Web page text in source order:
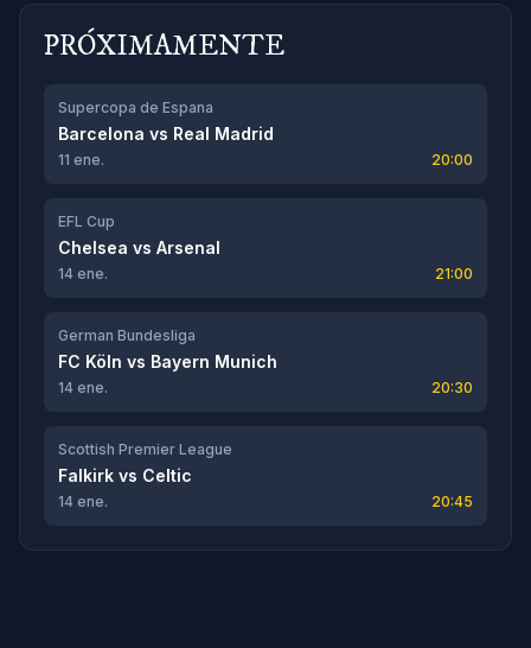
PRÓXIMAMENTE
Supercopa de Espana
Barcelona vs Real Madrid
11 ene. 20:00
EFL Cup
Chelsea vs Arsenal
14 ene. 21:00
German Bundesliga
FC Köln vs Bayern Munich
14 ene. 20:30
Scottish Premier League
Falkirk vs Celtic
14 ene. 20:45